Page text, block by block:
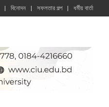
বিনোদন সফলতার গল্প ধর্মীয় বার্তা